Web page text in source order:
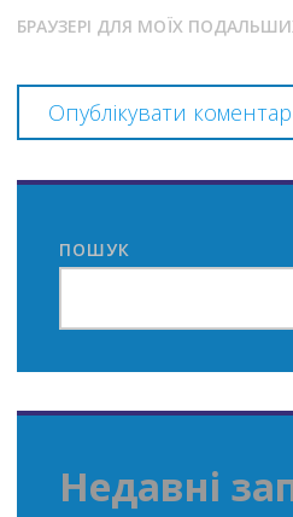
БРАУЗЕРІ ДЛЯ МОЇХ
ПОШУК
Недавні